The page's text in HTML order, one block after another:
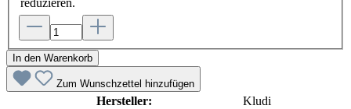
reduzieren.
In den Warenkorb
Zum Wunschzettel hinzufügen
Hersteller: Kludi